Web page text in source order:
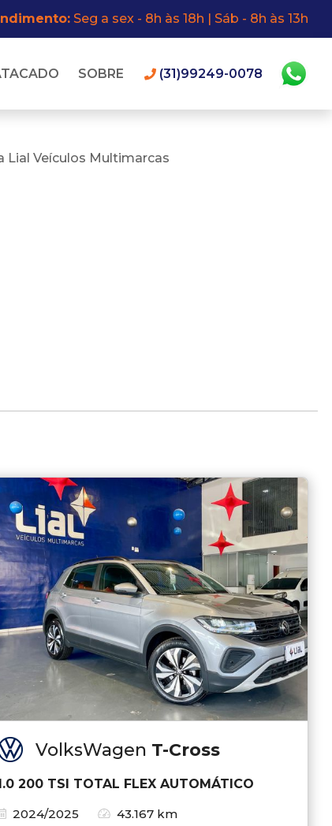
Seg a sex - 8h às 18h | Sáb - 8h às 13h
SOBRE (31)99249-0078
Veículos Multimarcas
VolksWagen T-Cross
200 TSI TOTAL FLEX AUTOMÁTICO
2024/2025
43.167 km